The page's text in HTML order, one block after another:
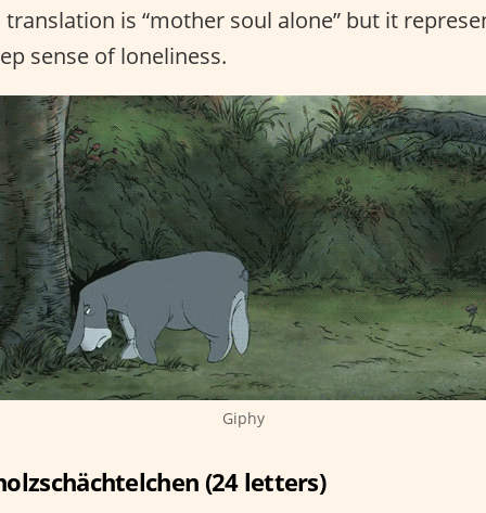
is “mother soul alone” but it
sense of loneliness.
Giphy
(24 letters)